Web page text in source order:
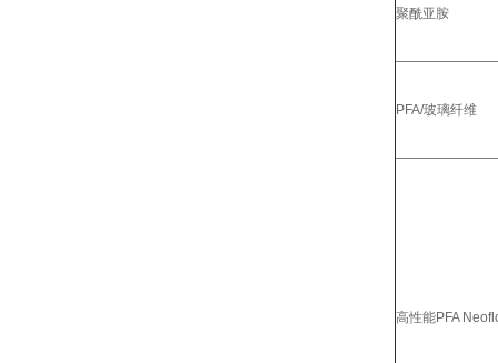
聚酰亚胺
PFA/玻璃纤维
高性能PFA